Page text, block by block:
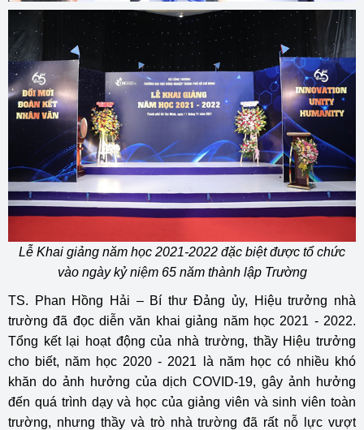
Lễ Khai giảng năm học 2021-2022 đặc biệt được tổ chức
vào ngày kỷ niệm 65 năm thành lập Trường
TS. Phan Hồng Hải – Bí thư Đảng ủy, Hiệu trưởng nhà
trường đã đọc diễn văn khai giảng năm học 2021 - 2022.
Tổng kết lại hoạt động của nhà trường, thầy Hiệu trưởng
cho biết, năm học 2020 - 2021 là năm học có nhiều khó
khăn do ảnh hưởng của dịch COVID-19, gây ảnh hưởng
đến quá trình dạy và học của giảng viên và sinh viên toàn
trường, nhưng thầy và trò nhà trường đã rất nỗ lực vượt